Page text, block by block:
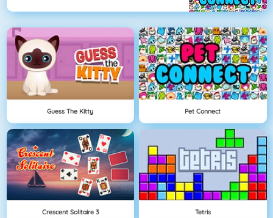
Guess The Kitty Pet Connect
Crescent Solitaire 3 Tetris